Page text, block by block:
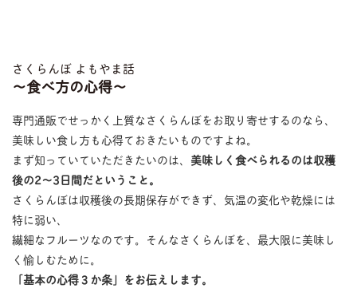
さくらんぼ よもやま話
〜食べ方の心得〜
専門通販でせっかく上質なさくらんぼをお取り寄せするのなら、
美味しい食し方も心得ておきたいものですよね。
まず知っていていただきたいのは、 美味しく食べられるのは収穫
後の2〜3日間だということ。
さくらんぼは収穫後の長期保存ができず、気温の変化や乾燥には
特に弱い、
繊細なフルーツなのです。そんなさくらんぼを、最大限に美味し
く愉しむために。
「基本の心得３か条」をお伝えします。